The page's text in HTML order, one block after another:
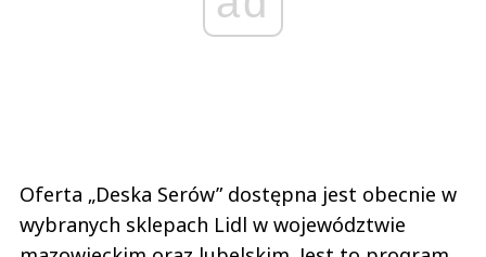
Oferta „Deska Serów” dostępna jest obecnie w
wybranych sklepach Lidl w województwie